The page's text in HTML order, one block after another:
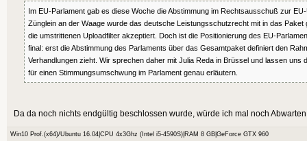
Im EU-Parlament gab es diese Woche die Abstimmung im Rechtsausschuß zur
Zünglein an der Waage wurde das deutsche Leistungsschutzrecht mit in das
die umstrittenen Uploadfilter akzeptiert. Doch ist die Positionierung des EU-
final: erst die Abstimmung des Parlaments über das Gesamtpaket definiert den
Verhandlungen zieht. Wir sprechen daher mit Julia Reda in Brüssel und lassen uns
für einen Stimmungsumschwung im Parlament genau erläutern.
Da da noch nichts endgültig beschlossen wurde, würde ich mal noch
Win10 Prof.(x64)/Ubuntu 16.04|CPU 4x3Ghz (Intel i5-4590S)|RAM 8 GB|GeForce GTX 960